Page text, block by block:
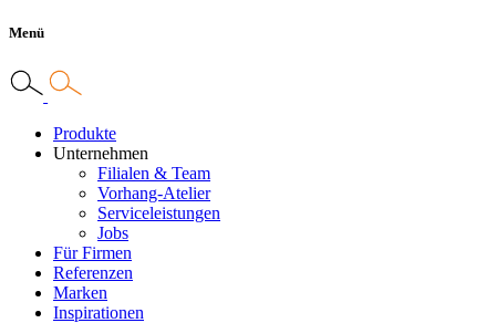
Menü
Produkte
Unternehmen
Filialen & Team
Vorhang-Atelier
Serviceleistungen
Jobs
Für Firmen
Referenzen
Marken
Inspirationen